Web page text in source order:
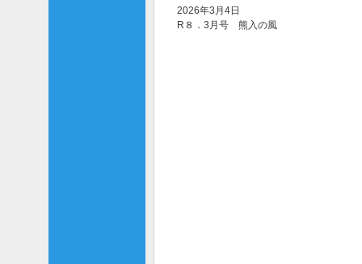
2026年3月4日
R８．3月号 熊入の風